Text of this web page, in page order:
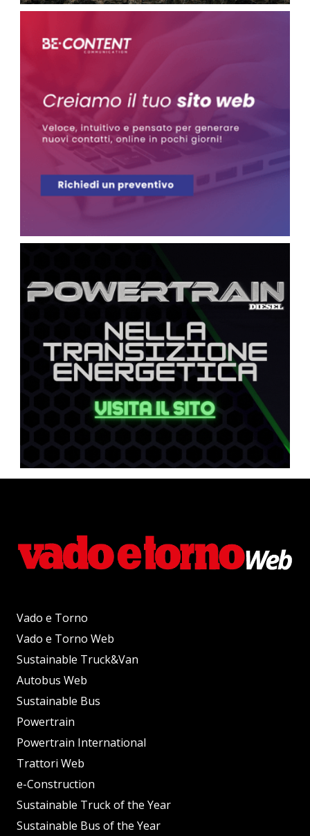
Vado e Torno
Vado e Torno Web
Sustainable Truck&Van
Autobus Web
Sustainable Bus
Powertrain
Powertrain International
Trattori Web
e-Construction
Sustainable Truck of the Year
Sustainable Bus of the Year